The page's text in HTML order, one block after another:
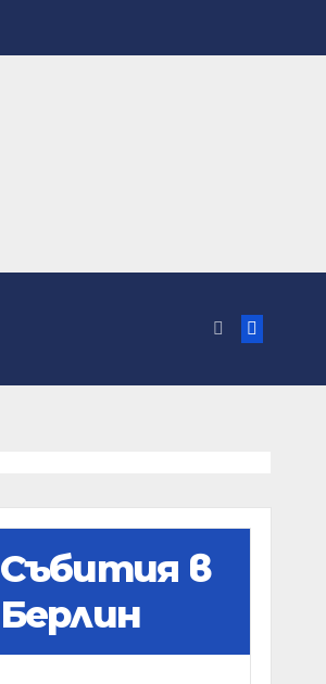
Събития в
Берлин